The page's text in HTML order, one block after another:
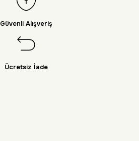
Güvenli Alışveriş
Ücretsiz İade